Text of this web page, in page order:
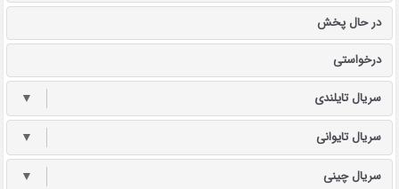
در حال پخش
درخواستی
سریال تایلندی ▼
سریال تایوانی ▼
سریال چینی ▼